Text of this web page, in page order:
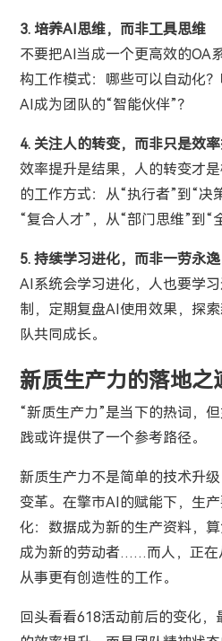
3. 培养AI思维，而非工具思维
不要把AI当成一个更高效的OA
构工作模式：哪些可以自动化
AI成为团队的“智能伙伴”？
4. 关注人的转变，而非只是效
效率提升是结果，人的转变才
的工作方式：从“执行者”到“决
“复合人才”，从“部门思维”到“
5. 持续学习进化，而非一劳永逸
AI系统会学习进化，人也要学
制，定期复盘AI使用效果，探
队共同成长。
新质生产力的落地之
“新质生产力”是当下的热词，
践或许提供了一个参考路径。
新质生产力不是简单的技术升
变革。在擎市AI的赋能下，生
化：数据成为新的生产资料，
成为新的劳动者……而人，正在
从事更有创造性的工作。
回头看看618活动前后的变化